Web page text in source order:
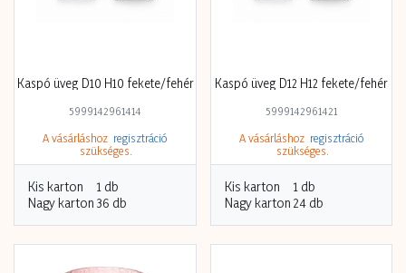
Kaspó üveg D10 H10 fekete/fehér
5999142961414
A vásárláshoz regisztráció
szükséges.
Kis karton
1 db
Nagy karton 36 db
Kaspó üveg D12 H12 fekete/fehér
5999142961421
A vásárláshoz regisztráció
szükséges.
Kis karton
1 db
Nagy karton 24 db